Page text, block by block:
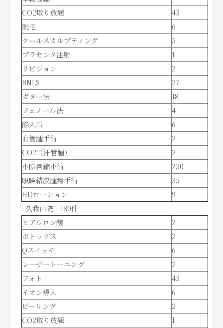
CO2取り放題
43
脱毛
6
クールスカルプティング
5
プラセンタ注射
1
リビジョン
2
BNLS
27
ガター法
18
フェノール法
4
陥入爪
6
血管腫手術
2
CO2（汗管腫）
2
小陰唇縮小術
230
眼瞼結膜腫瘍手術
35
HDローション
9
久我山院 180件
ヒアルロン酸
2
ボトックス
2
Qスイッチ
6
レーザートーニング
2
フォト
43
イオン導入
6
ピーリング
2
CO2取り放題
1